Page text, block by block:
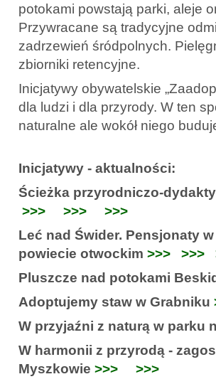
potokami powstają parki, aleje
Przywracane są tradycyjne
zadrzewień śródpolnych.
zbiorniki retencyjne.
Inicjatywy obywatelskie
dla ludzi i dla przyrody. W ten
naturalne ale wokół niego
Inicjatywy - aktualności:
Ścieżka przyrodniczo-
>>>
>>>
>>>
Leć nad Świder. Pensjonaty
powiecie otwockim >>> >>>
Pluszcze nad potokami
Adoptujemy staw w Grabniku
W przyjaźni z naturą w parku
W harmonii z przyrodą -
Myszkowie >>>
>>>